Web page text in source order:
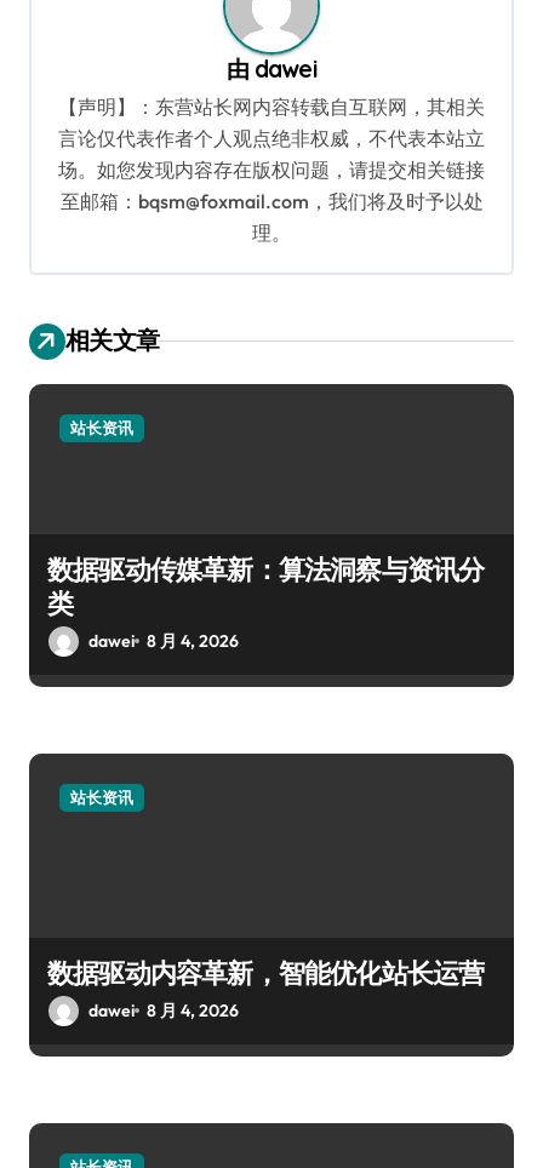
由 dawei
【声明】：东营站长网内容转载自互联网，其相关
言论仅代表作者个人观点绝非权威，不代表本站立
场。如您发现内容存在版权问题，请提交相关链接
至邮箱：bqsm@foxmail.com，我们将及时予以处
理。
相关文章
站长资讯
数据驱动传媒革新：算法洞察与资讯分
类
dawei 8 月 4, 2026
站长资讯
数据驱动内容革新，智能优化站长运营
dawei 8 月 4, 2026